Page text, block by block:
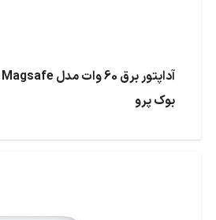
بوک پرو